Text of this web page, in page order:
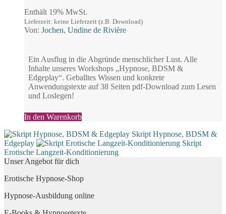
Enthält 19% MwSt.
Lieferzeit: keine Lieferzeit (z.B. Download)
Von: Jochen, Undine de Rivière
Ein Ausflug in die Abgründe menschlicher Lust. Alle
Inhalte unseres Workshops „Hypnose, BDSM &
Edgeplay“. Geballtes Wissen und konkrete
Anwendungstexte auf 38 Seiten pdf-Download zum Lesen
und Loslegen!
In den Warenkorb
Skript Hypnose, BDSM &
Edgeplay
Skript
Erotische Langzeit-Konditionierung
Unser Angebot für dich
Erotische Hypnose-Shop
Hypnose-Ausbildung online